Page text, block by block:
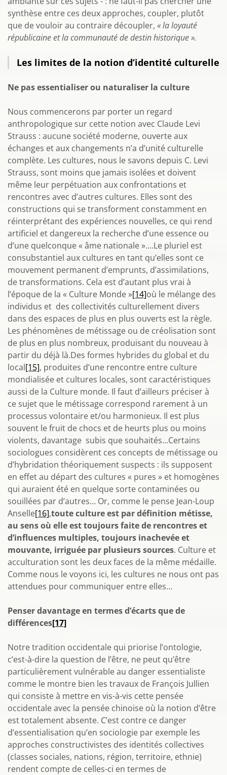
synthèse entre ces deux approches, coupler, plutôt
que de vouloir au contraire découpler, « la loyauté
républicaine et la communauté de destin historique ».
Les limites de la notion d’identité culturelle
Ne pas essentialiser ou naturaliser la culture
Nous commencerons par porter un regard
anthropologique sur cette notion avec Claude Levi
Strauss : aucune société moderne, ouverte aux
échanges et aux changements n’a d’unité culturelle
complète. Les cultures, nous le savons depuis C. Levi
Strauss, sont moins que jamais isolées et doivent
même leur perpétuation aux confrontations et
rencontres avec d’autres cultures. Elles sont des
constructions qui se transforment constamment en
réinterprétant des expériences nouvelles, ce qui rend
artificiel et dangereux la recherche d’une essence ou
d’une quelconque « âme nationale ».…Le pluriel est
consubstantiel aux cultures en tant qu’elles sont ce
mouvement permanent d’emprunts, d’assimilations,
de transformations. Cela est d’autant plus vrai à
l’époque de la « Culture Monde »[14]où le mélange des
individus et des collectivités culturellement divers
dans des espaces de plus en plus ouverts est la règle.
Les phénomènes de métissage ou de créolisation sont
de plus en plus nombreux, produisant du nouveau à
partir du déjà là.Des formes hybrides du global et du
local[15], produites d’une rencontre entre culture
mondialisée et cultures locales, sont caractéristiques
aussi de la Culture monde. Il faut d’ailleurs préciser à
ce sujet que le métissage correspond rarement à un
processus volontaire et/ou harmonieux. Il est plus
souvent le fruit de chocs et de heurts plus ou moins
violents, davantage subis que souhaités…Certains
sociologues considèrent ces concepts de métissage ou
d’hybridation théoriquement suspects : ils supposent
en effet au départ des cultures « pures » et homogènes
qui auraient été en quelque sorte contaminées ou
souillées par d’autres… Or, comme le pense Jean-Loup
Anselle[16],toute culture est par définition métisse,
au sens où elle est toujours faite de rencontres et
d’influences multiples, toujours inachevée et
mouvante, irriguée par plusieurs sources. Culture et
acculturation sont les deux faces de la même médaille.
Comme nous le voyons ici, les cultures ne nous ont pas
attendues pour communiquer entre elles…
Penser davantage en termes d’écarts que de
différences[17]
Notre tradition occidentale qui priorise l’ontologie,
c’est-à-dire la question de l’être, ne peut qu’être
particulièrement vulnérable au danger essentialiste
comme le montre bien les travaux de François Jullien
qui consiste à mettre en vis-à-vis cette pensée
occidentale avec la pensée chinoise où la notion d’être
est totalement absente. C’est contre ce danger
d’essentialisation qu’en sociologie par exemple les
approches constructivistes des identités collectives
(classes sociales, nations, région, territoire, ethnie)
rendent compte de celles-ci en termes de